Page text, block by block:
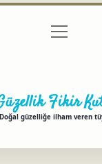
Gizlilik Politikası
menüyü
aç
Fikir
Doğal güzelliğe ilham veren